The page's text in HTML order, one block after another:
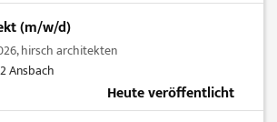
(m/w/d)
hirsch architekten
Ansbach
Heute veröffentlicht